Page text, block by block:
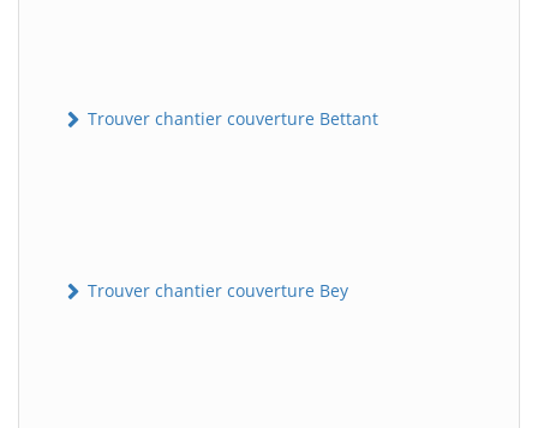
Trouver chantier couverture Bettant
Trouver chantier couverture Bey